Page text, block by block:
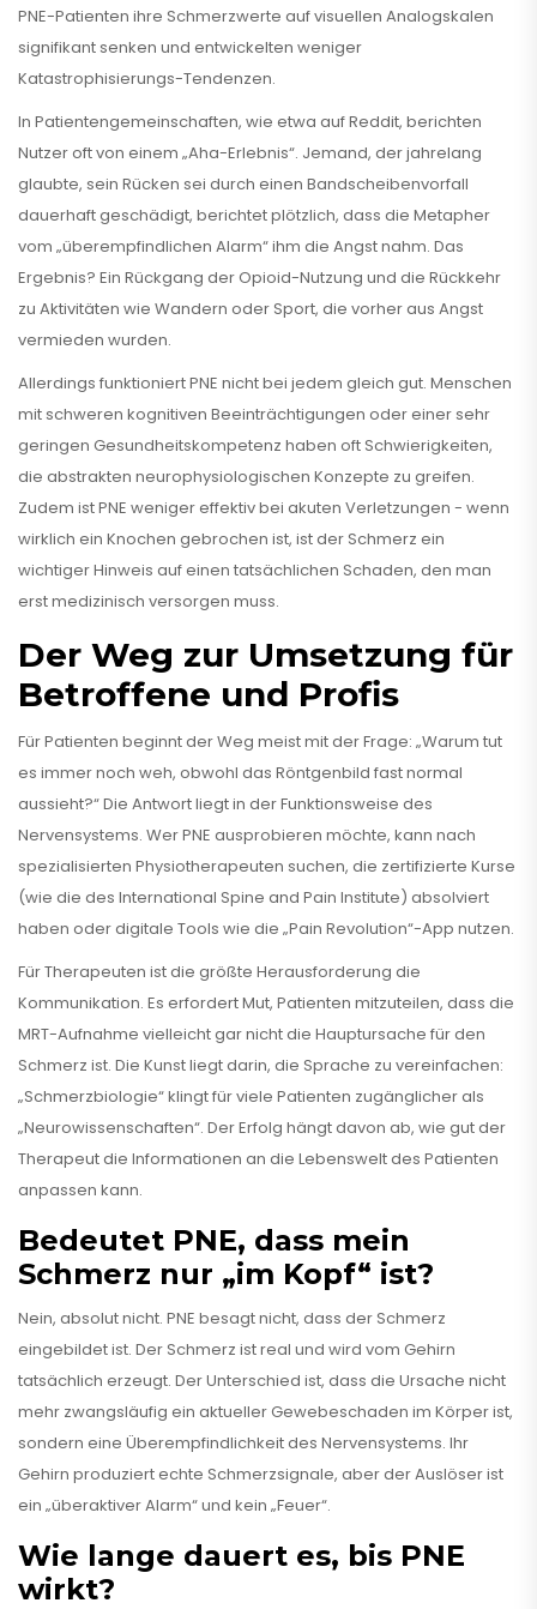
PNE-Patienten ihre Schmerzwerte auf visuellen Analogskalen
signifikant senken und entwickelten weniger
Katastrophisierungs-Tendenzen.
In Patientengemeinschaften, wie etwa auf Reddit, berichten
Nutzer oft von einem „Aha-Erlebnis“. Jemand, der jahrelang
glaubte, sein Rücken sei durch einen Bandscheibenvorfall
dauerhaft geschädigt, berichtet plötzlich, dass die Metapher
vom „überempfindlichen Alarm“ ihm die Angst nahm. Das
Ergebnis? Ein Rückgang der Opioid-Nutzung und die Rückkehr
zu Aktivitäten wie Wandern oder Sport, die vorher aus Angst
vermieden wurden.
Allerdings funktioniert PNE nicht bei jedem gleich gut. Menschen
mit schweren kognitiven Beeinträchtigungen oder einer sehr
geringen Gesundheitskompetenz haben oft Schwierigkeiten,
die abstrakten neurophysiologischen Konzepte zu greifen.
Zudem ist PNE weniger effektiv bei akuten Verletzungen - wenn
wirklich ein Knochen gebrochen ist, ist der Schmerz ein
wichtiger Hinweis auf einen tatsächlichen Schaden, den man
erst medizinisch versorgen muss.
Der Weg zur Umsetzung für
Betroffene und Profis
Für Patienten beginnt der Weg meist mit der Frage: „Warum tut
es immer noch weh, obwohl das Röntgenbild fast normal
aussieht?“ Die Antwort liegt in der Funktionsweise des
Nervensystems. Wer PNE ausprobieren möchte, kann nach
spezialisierten Physiotherapeuten suchen, die zertifizierte Kurse
(wie die des International Spine and Pain Institute) absolviert
haben oder digitale Tools wie die „Pain Revolution“-App nutzen.
Für Therapeuten ist die größte Herausforderung die
Kommunikation. Es erfordert Mut, Patienten mitzuteilen, dass die
MRT-Aufnahme vielleicht gar nicht die Hauptursache für den
Schmerz ist. Die Kunst liegt darin, die Sprache zu vereinfachen:
„Schmerzbiologie“ klingt für viele Patienten zugänglicher als
„Neurowissenschaften“. Der Erfolg hängt davon ab, wie gut der
Therapeut die Informationen an die Lebenswelt des Patienten
anpassen kann.
Bedeutet PNE, dass mein
Schmerz nur „im Kopf“ ist?
Nein, absolut nicht. PNE besagt nicht, dass der Schmerz
eingebildet ist. Der Schmerz ist real und wird vom Gehirn
tatsächlich erzeugt. Der Unterschied ist, dass die Ursache nicht
mehr zwangsläufig ein aktueller Gewebeschaden im Körper ist,
sondern eine Überempfindlichkeit des Nervensystems. Ihr
Gehirn produziert echte Schmerzsignale, aber der Auslöser ist
ein „überaktiver Alarm“ und kein „Feuer“.
Wie lange dauert es, bis PNE
wirkt?